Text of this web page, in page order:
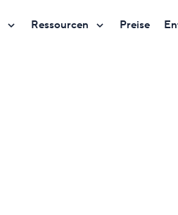
Ressourcen Preise